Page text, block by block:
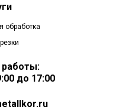
обработка
до 17:00